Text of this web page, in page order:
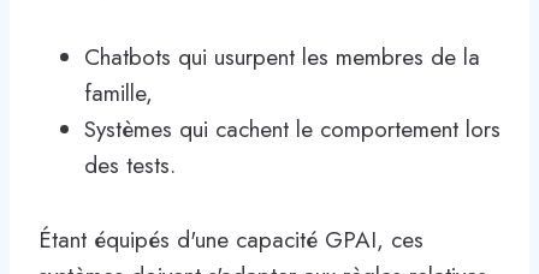
Chatbots qui usurpent les membres de la
famille,
Systèmes qui cachent le comportement lors
des tests.
Étant équipés d'une capacité GPAI, ces